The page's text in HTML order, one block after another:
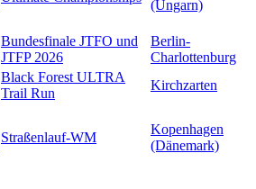
(Ungarn)
Bundesfinale JTFO und
JTFP 2026
Berlin-
Charlottenburg
Black Forest ULTRA
Trail Run
Kirchzarten
Straßenlauf-WM
Kopenhagen
(Dänemark)